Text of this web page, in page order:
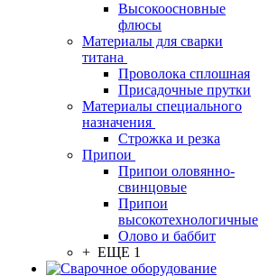
Высокоосновные
флюсы
Материалы для сварки
титана
Проволока сплошная
Присадочные прутки
Материалы специального
назначения
Строжка и резка
Припои
Припои оловянно-
свинцовые
Припои
высокотехнологичные
Олово и баббит
+ ЕЩЕ 1